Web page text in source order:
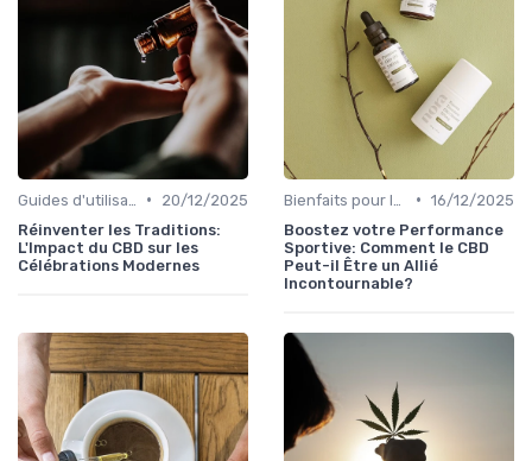
•
20/12/2025
Réinventer les Traditions:
L'Impact du CBD sur les
Célébrations Modernes
• 16/12/2025
Boostez votre Performance
Sportive: Comment le CBD
Peut-il Être un Allié
Incontournable?